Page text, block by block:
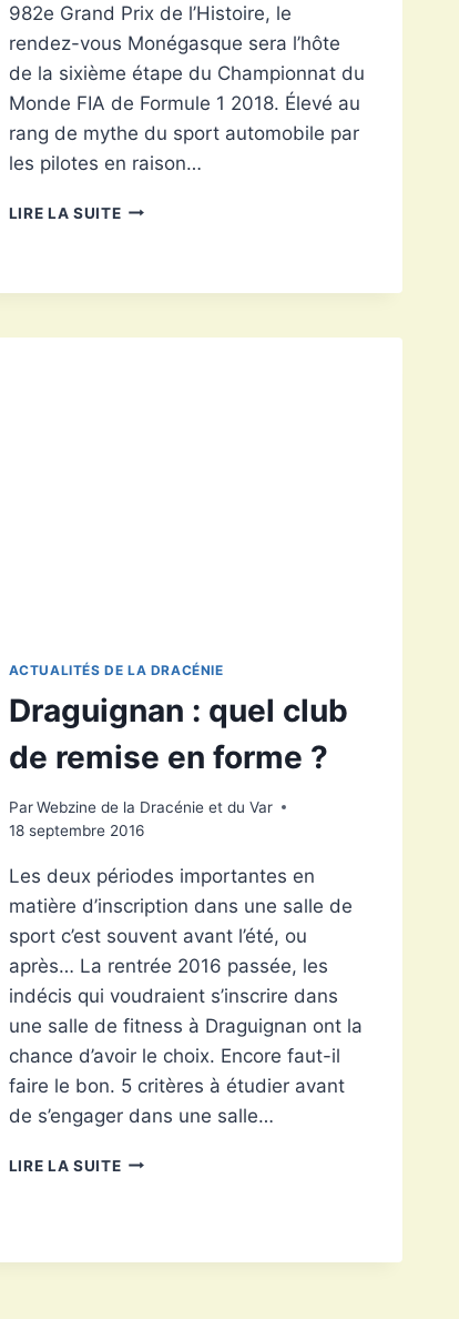
982e Grand Prix de l’Histoire, le
rendez-vous Monégasque sera l’hôte
de la sixième étape du Championnat du
Monde FIA de Formule 1 2018. Élevé au
rang de mythe du sport automobile par
les pilotes en raison…
LIRE LA SUITEGRAND
ACTUALITÉS DE LA DRACÉNIE
Draguignan : quel club
de remise en forme ?
Par Webzine de la Dracénie et du Var
18 septembre 2016
Les deux périodes importantes en
matière d’inscription dans une salle de
sport c’est souvent avant l’été, ou
après… La rentrée 2016 passée, les
indécis qui voudraient s’inscrire dans
une salle de fitness à Draguignan ont la
chance d’avoir le choix. Encore faut-il
faire le bon. 5 critères à étudier avant
de s’engager dans une salle…
LIRE LA SUITEDRAGUIGNAN